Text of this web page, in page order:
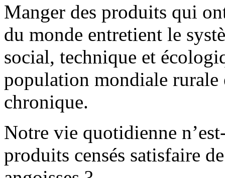
Manger des produits qui
du monde entretient le
social, technique et
population mondiale rurale
chronique.
Notre vie quotidienne
produits censés satisfaire